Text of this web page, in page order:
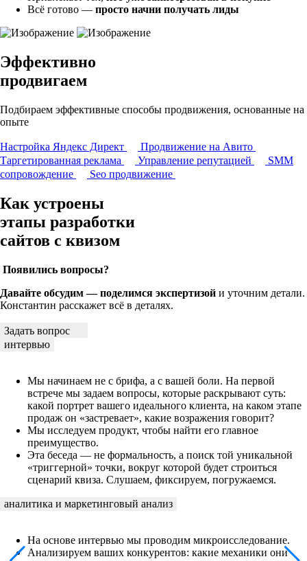
Всё готово — просто начни получать лиды
Эффективно
продвигаем
Подбираем эффективные способы продвижения, основанные на
опыте
Настройка Яндекс Директ
Продвижение на Авито
Таргетированная реклама
Управление репутацией
SMM
сопровождение
Seo продвижение
Как устроены
этапы разработки
сайтов с квизом
Появились вопросы?
Давайте обсудим — поделимся экспертизой и уточним детали.
Константин расскажет всё в деталях.
Задать вопрос
интервью
Мы начинаем не с брифа, а с вашей боли. На первой
встрече мы задаем вопросы, которые раскрывают суть:
какой портрет вашего идеального клиента, на каком этапе
продаж он «застревает», какие возражения говорит?
Мы исследуем продукт, чтобы найти его главное
преимущество.
Эта беседа — не формальность, а поиск той уникальной
«триггерной» точки, вокруг которой будет строиться
сценарий квиза. Слушаем, фиксируем, погружаемся.
аналитика и маркетинговый анализ
На основе интервью мы проводим микроисследование.
Анализируем ваших конкурентов: какие механики они